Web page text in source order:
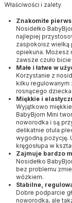
Właściwości i zalety
Znakomite
Nosidełko
najlepiej
zaspokoisz wielką
opiekuna. Możesz
zawsze czuło
Małe i łatwe w
Korzystanie z
kilku
rosnącego dziecka.
Miękkie i
Wyjątkowo
BabyBjorn Mini
noworodka i są
delikatnie otula
wygodną pozycję.
kręgosłupa w
Zajmuje bardzo
Nosidełko
bez problemu
wózkiem.
Stabilne,
Dobre podparcie
noworodka, ale